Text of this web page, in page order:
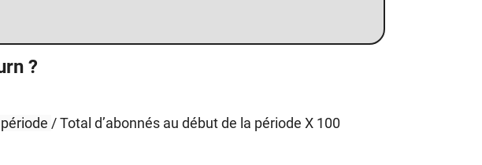
?
/ Total d’abonnés au début de la période X 100